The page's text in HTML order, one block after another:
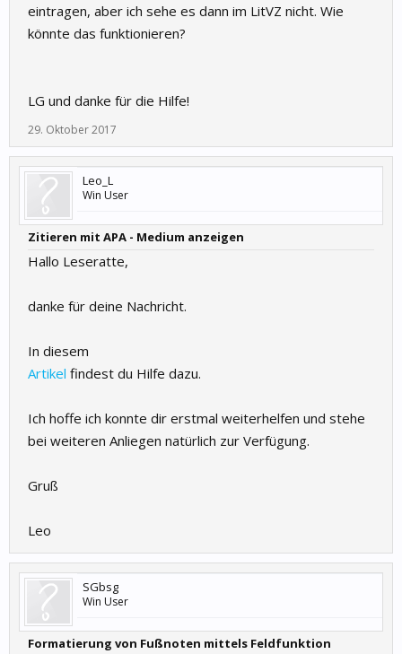
eintragen, aber ich sehe es dann im LitVZ nicht. Wie
könnte das funktionieren?
LG und danke für die Hilfe!
29. Oktober 2017
Leo_L
Win User
Zitieren mit APA - Medium anzeigen
Hallo Leseratte,
danke für deine Nachricht.
In diesem
Artikel findest du Hilfe dazu.
Ich hoffe ich konnte dir erstmal weiterhelfen und stehe
bei weiteren Anliegen natürlich zur Verfügung.
Gruß
Leo
SGbsg
Win User
Formatierung von Fußnoten mittels Feldfunktion